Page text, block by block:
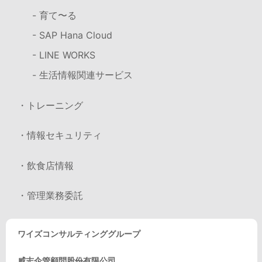
- 育て〜る
- SAP Hana Cloud
- LINE WORKS
- 生活情報関連サービス
・トレーニング
・情報セキュリティ
・飲食店情報
・管理業務委託
ワイズコンサルティンググループ